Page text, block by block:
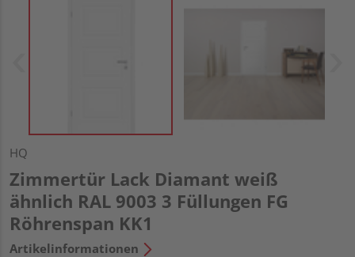
HQ
Zimmertür Lack Diamant weiß
ähnlich RAL 9003 3 Füllungen FG
Röhrenspan KK1
Artikelinformationen